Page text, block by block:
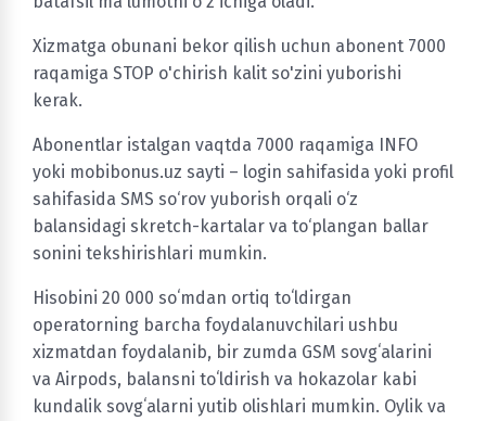
Xizmatga obunani bekor qilish uchun abonent 7000
raqamiga STOP o'chirish kalit so'zini yuborishi
kerak.
Abonentlar istalgan vaqtda 7000 raqamiga INFO
yoki mobibonus.uz sayti – login sahifasida yoki profil
sahifasida SMS so‘rov yuborish orqali o‘z
balansidagi skretch-kartalar va to‘plangan ballar
sonini tekshirishlari mumkin.
Hisobini 20 000 soʻmdan ortiq toʻldirgan
operatorning barcha foydalanuvchilari ushbu
xizmatdan foydalanib, bir zumda GSM sovgʻalarini
va Airpods, balansni toʻldirish va hokazolar kabi
kundalik sovgʻalarni yutib olishlari mumkin. Oylik va